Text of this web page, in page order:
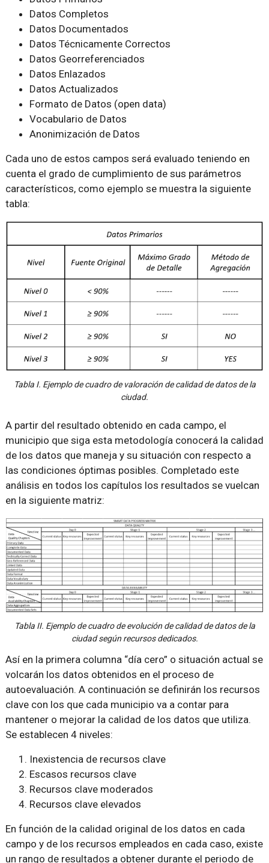
Datos Completos
Datos Documentados
Datos Técnicamente Correctos
Datos Georreferenciados
Datos Enlazados
Datos Actualizados
Formato de Datos (open data)
Vocabulario de Datos
Anonimización de Datos
Cada uno de estos campos será evaluado teniendo en
cuenta el grado de cumplimiento de sus parámetros
característicos, como ejemplo se muestra la siguiente
tabla:
Tabla I. Ejemplo de cuadro de valoración de calidad de datos de la
ciudad.
A partir del resultado obtenido en cada campo, el
municipio que siga esta metodología conocerá la calidad
de los datos que maneja y su situación con respecto a
las condiciones óptimas posibles. Completado este
análisis en todos los capítulos los resultados se vuelcan
en la siguiente matriz:
Tabla II. Ejemplo de cuadro de evolución de calidad de datos de la
ciudad según recursos dedicados.
Así en la primera columna “día cero” o situación actual se
volcarán los datos obtenidos en el proceso de
autoevaluación. A continuación se definirán los recursos
clave con los que cada municipio va a contar para
mantener o mejorar la calidad de los datos que utiliza.
Se establecen 4 niveles:
Inexistencia de recursos clave
Escasos recursos clave
Recursos clave moderados
Recursos clave elevados
En función de la calidad original de los datos en cada
campo y de los recursos empleados en cada caso, existe
un rango de resultados a obtener durante el periodo de